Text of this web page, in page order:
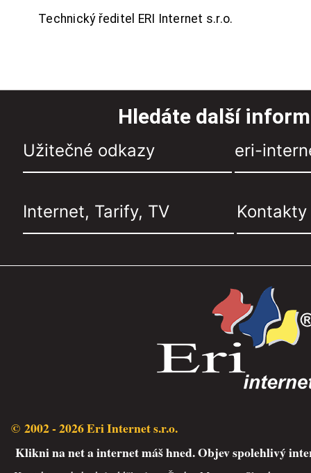
Technický ředitel ERI Internet s.r.o.
Hledáte další
Užitečné odkazy eri-
Internet, Tarify, TV Kontakty
© 2002 - 2026 Eri Internet s.r.o.
Klikni na net a internet máš hned. Objev spolehlivý